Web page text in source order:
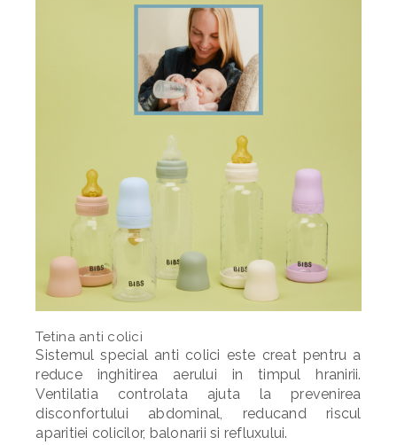
Tetina anti colici
Sistemul special anti colici este creat pentru a
reduce inghitirea aerului in timpul hranirii.
Ventilatia controlata ajuta la prevenirea
disconfortului abdominal, reducand riscul
aparitiei colicilor, balonarii si refluxului.